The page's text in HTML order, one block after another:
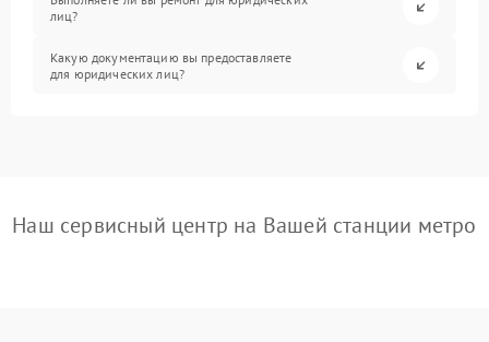
лиц?
Какую документацию вы предоставляете
для юридических лиц?
Наш сервисный центр на Вашей станции метро